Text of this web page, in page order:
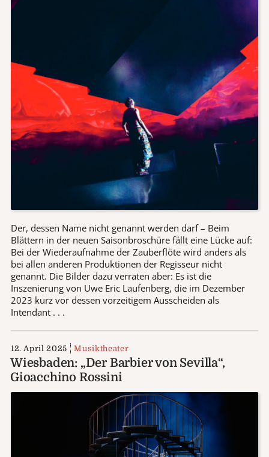
Der, dessen Name nicht genannt werden darf – Beim
Blättern in der neuen Saisonbroschüre fällt eine Lücke auf:
Bei der Wiederaufnahme der Zauberflöte wird anders als
bei allen anderen Produktionen der Regisseur nicht
genannt. Die Bilder dazu verraten aber: Es ist die
Inszenierung von Uwe Eric Laufenberg, die im Dezember
2023 kurz vor dessen vorzeitigem Ausscheiden als
Intendant . . .
12. April 2025 Musiktheater
Wiesbaden: „Der Barbier von Sevilla“,
Gioacchino Rossini